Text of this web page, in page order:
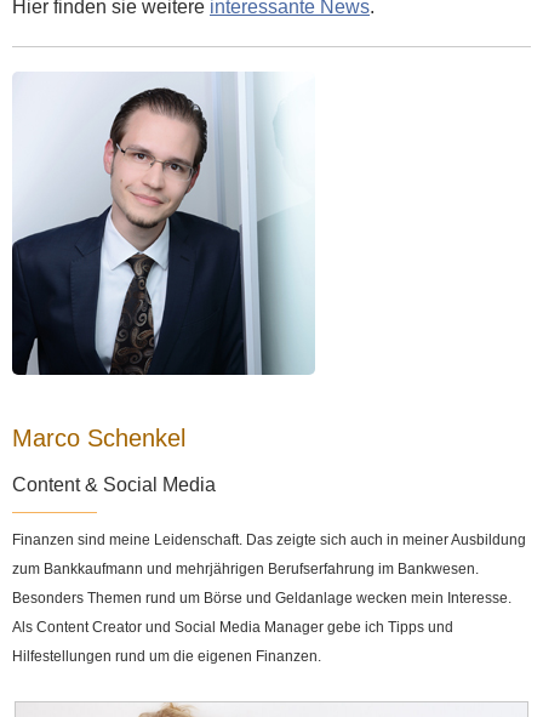
Hier finden sie weitere interessante News.
Marco Schenkel
Content & Social Media
Finanzen sind meine Leidenschaft. Das zeigte sich auch in meiner Ausbildung
zum Bankkaufmann und mehrjährigen Berufserfahrung im Bankwesen.
Besonders Themen rund um Börse und Geldanlage wecken mein Interesse.
Als Content Creator und Social Media Manager gebe ich Tipps und
Hilfestellungen rund um die eigenen Finanzen.